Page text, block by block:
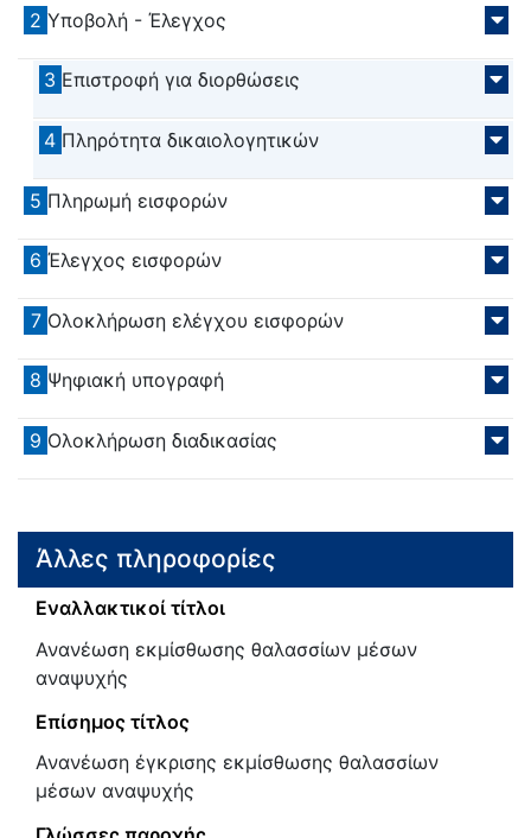
2 Υποβολή - Έλεγχος
3 Επιστροφή για διορθώσεις
4 Πληρότητα δικαιολογητικών
5 Πληρωμή εισφορών
6 Έλεγχος εισφορών
7 Ολοκλήρωση ελέγχου εισφορών
8 Ψηφιακή υπογραφή
9 Ολοκλήρωση διαδικασίας
Άλλες πληροφορίες
Εναλλακτικοί τίτλοι
Ανανέωση εκμίσθωσης θαλασσίων μέσων
αναψυχής
Επίσημος τίτλος
Ανανέωση έγκρισης εκμίσθωσης θαλασσίων
μέσων αναψυχής